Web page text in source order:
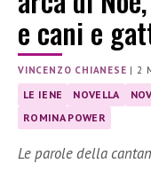
e cani e
VINCENZO CHIANESE |2
LE IENE NOVELLA
ROMINA POWER
Le parole della